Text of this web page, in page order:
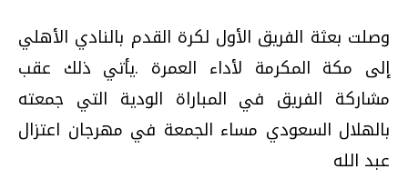
وصلت بعثة الفريق الأول لكرة القدم بالنادي الأهلي
إلى مكة المكرمة لأداء العمرة .يأتي ذلك عقب
مشاركة الفريق في المباراة الودية التي جمعته
بالهلال السعودي مساء الجمعة في مهرجان اعتزال
عبد الله